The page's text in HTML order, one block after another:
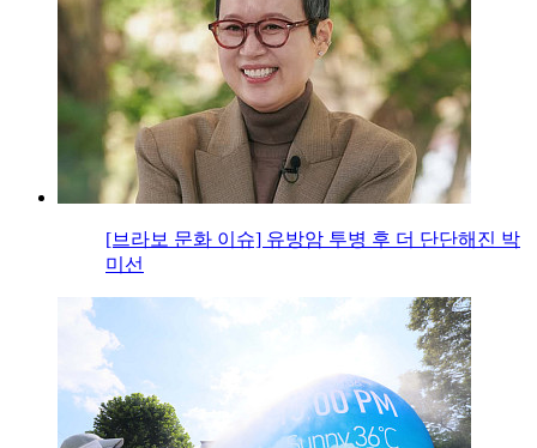
[브라보 문화 이슈] 유방암 투병 후 더 단단해진 박
미선